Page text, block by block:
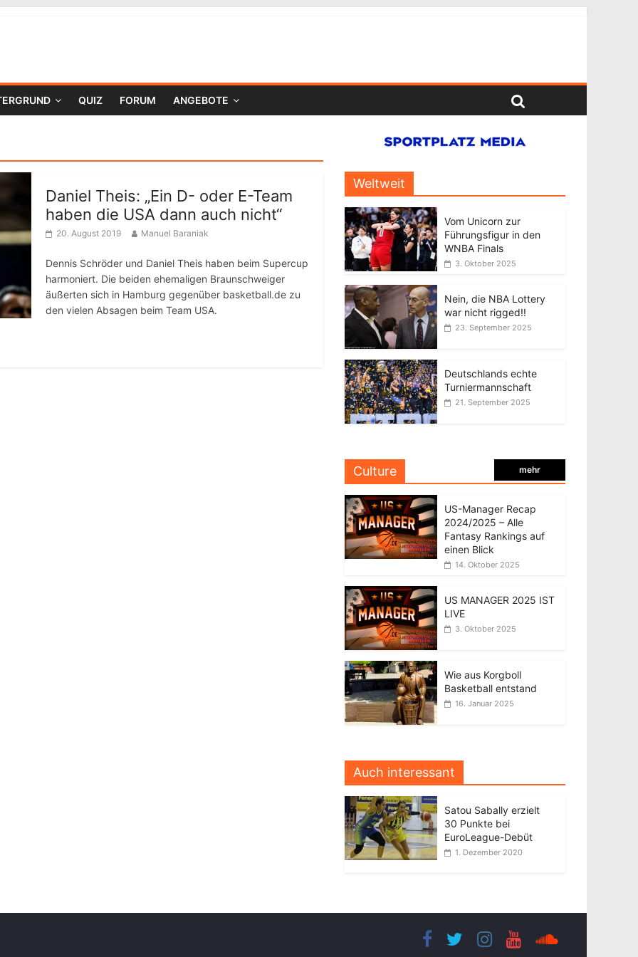
QUIZ FORUM ANGEBOTE
Daniel Theis: „Ein D- oder E-Team
haben die USA dann auch nicht“
20. August 2019 Manuel Baraniak
Dennis Schröder und Daniel Theis haben beim Supercup
harmoniert. Die beiden ehemaligen Braunschweiger
äußerten sich in Hamburg gegenüber basketball.de zu
den vielen Absagen beim Team USA.
Weltweit
Vom Unicorn zur
Führungsfigur in den
WNBA Finals
3. Oktober 2025
Nein, die NBA Lottery
war nicht rigged!!
23. September 2025
Deutschlands echte
Turniermannschaft
21. September 2025
Culture mehr
US-Manager Recap
2024/2025 – Alle
Fantasy Rankings auf
einen Blick
14. Oktober 2025
US MANAGER 2025 IST
LIVE
3. Oktober 2025
Wie aus Korgboll
Basketball entstand
16. Januar 2025
Auch interessant
Satou Sabally erzielt
30 Punkte bei
EuroLeague-Debüt
1. Dezember 2020